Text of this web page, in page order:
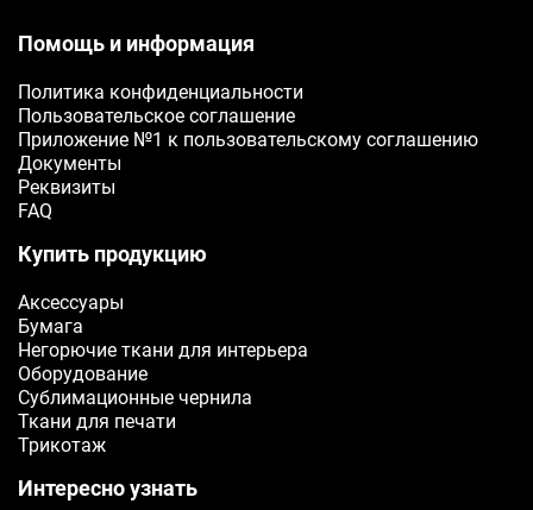
Помощь и информация
Политика конфиденциальности
Пользовательское соглашение
Приложение №1 к пользовательскому соглашению
Документы
Реквизиты
FAQ
Купить продукцию
Аксессуары
Бумага
Негорючие ткани для интерьера
Оборудование
Сублимационные чернила
Ткани для печати
Трикотаж
Интересно узнать